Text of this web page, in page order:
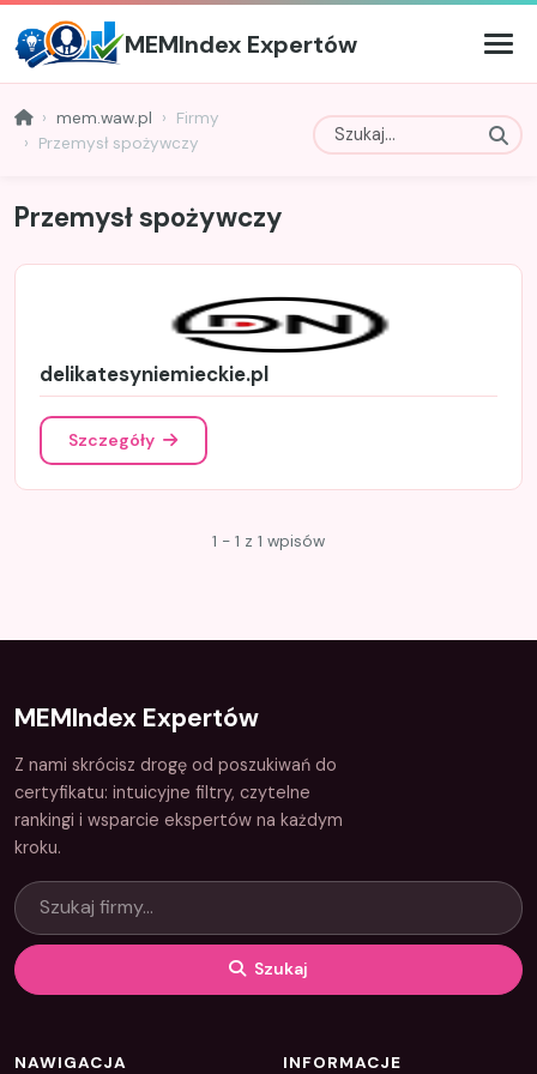
MEMIndex Expertów
mem.waw.pl
Firmy
Przemysł spożywczy
Przemysł spożywczy
delikatesyniemieckie.pl
Szczegóły
1 - 1 z 1 wpisów
MEMIndex Expertów
Z nami skrócisz drogę od poszukiwań do
certyfikatu: intuicyjne filtry, czytelne
rankingi i wsparcie ekspertów na każdym
kroku.
Szukaj
NAWIGACJA INFORMACJE